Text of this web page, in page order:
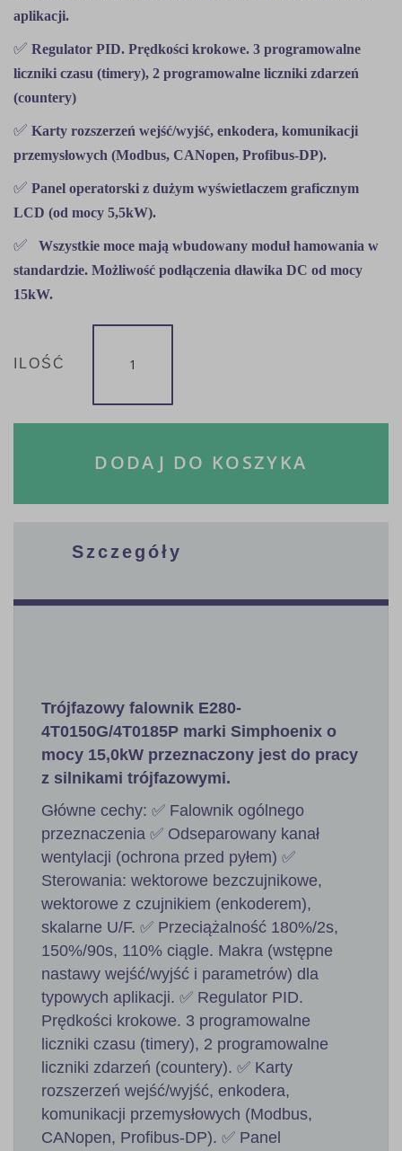
aplikacji.
✅ Regulator PID. Prędkości krokowe. 3 programowalne
liczniki czasu (timery), 2 programowalne liczniki zdarzeń
(countery)
✅ Karty rozszerzeń wejść/wyjść, enkodera, komunikacji
przemysłowych (Modbus, CANopen, Profibus-DP).
✅ Panel operatorski z dużym wyświetlaczem graficznym
LCD (od mocy 5,5kW).
✅
Wszystkie moce mają wbudowany moduł hamowania w
standardzie. Możliwość podłączenia dławika DC od mocy
15kW.
ILOŚĆ
DODAJ DO KOSZYKA
Szczegóły
Trójfazowy falownik E280-
4T0150G/4T0185P marki Simphoenix o
mocy 15,0kW przeznaczony jest do pracy
z silnikami trójfazowymi.
Główne cechy: ✅ Falownik ogólnego
przeznaczenia ✅ Odseparowany kanał
wentylacji (ochrona przed pyłem) ✅
Sterowania: wektorowe bezczujnikowe,
wektorowe z czujnikiem (enkoderem),
skalarne U/F. ✅ Przeciążalność 180%/2s,
150%/90s, 110% ciągle. Makra (wstępne
nastawy wejść/wyjść i parametrów) dla
typowych aplikacji. ✅ Regulator PID.
Prędkości krokowe. 3 programowalne
liczniki czasu (timery), 2 programowalne
liczniki zdarzeń (countery). ✅ Karty
rozszerzeń wejść/wyjść, enkodera,
komunikacji przemysłowych (Modbus,
CANopen, Profibus-DP). ✅ Panel